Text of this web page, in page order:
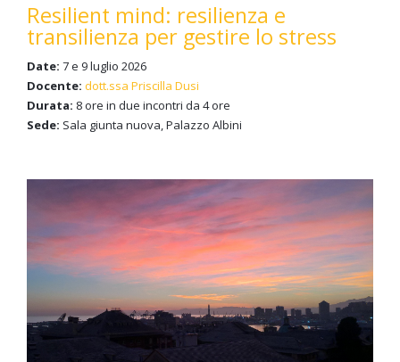
Resilient mind: resilienza e
transilienza per gestire lo stress
Date: 7 e 9 luglio 2026
Docente: dott.ssa Priscilla Dusi
Durata: 8 ore in due incontri da 4 ore
Sede: Sala giunta nuova, Palazzo Albini